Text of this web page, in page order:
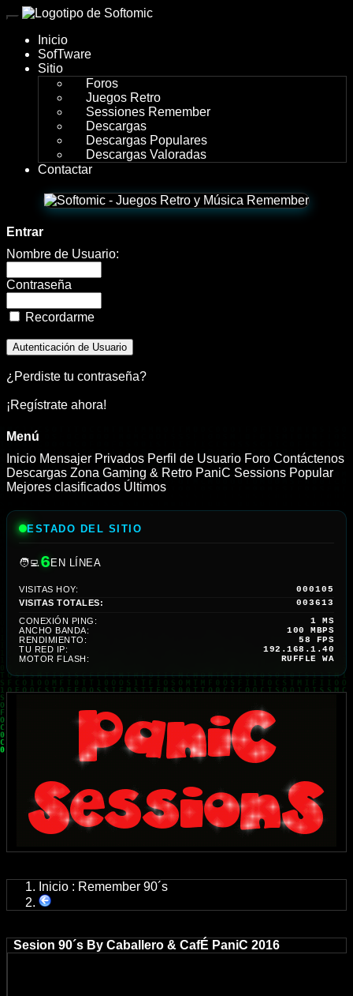
wWw.SofTomiC.org
Sesion
By
Caballero
&
CafÉ
PaniC
2016
Inicio
SofTware
Sitio
Foros
Juegos Retro
Sessiones Remember
Descargas
Descargas Populares
Descargas Valoradas
Contactar
Entrar
Nombre de Usuario:
Contraseña
Recordarme
¿Perdiste tu contraseña?
¡Regístrate ahora!
Menú
Inicio Mensajer Privados Perfil de Usuario Foro Contáctenos
Descargas Zona Gaming & Retro PaniC Sessions Popular
Mejores clasificados Últimos
ESTADO DEL SITIO
🧑‍💻6EN LÍNEA
VISITAS HOY:
000105
VISITAS TOTALES:
003613
CONEXIÓN PING:
1 MS
ANCHO BANDA:
100 MBPS
RENDIMIENTO:
52 FPS
TU RED IP:
192.168.1.40
MOTOR FLASH:
RUFFLE WA
Inicio : Remember 90´s
Sesion 90´s By Caballero & CafÉ PaniC 2016